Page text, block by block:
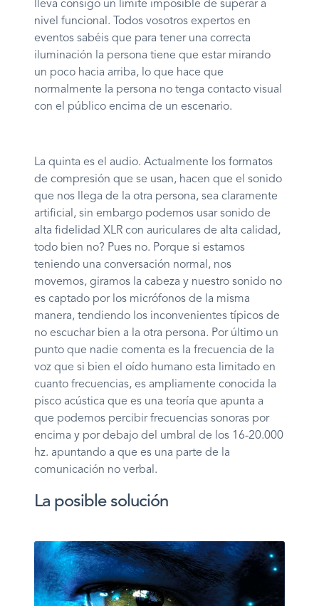
lleva consigo un límite imposible de superar a
nivel funcional. Todos vosotros expertos en
eventos sabéis que para tener una correcta
iluminación la persona tiene que estar mirando
un poco hacia arriba, lo que hace que
normalmente la persona no tenga contacto visual
con el público encima de un escenario.
La quinta es el audio. Actualmente los formatos
de compresión que se usan, hacen que el sonido
que nos llega de la otra persona, sea claramente
artificial, sin embargo podemos usar sonido de
alta fidelidad XLR con auriculares de alta calidad,
todo bien no? Pues no. Porque si estamos
teniendo una conversación normal, nos
movemos, giramos la cabeza y nuestro sonido no
es captado por los micrófonos de la misma
manera, tendiendo los inconvenientes típicos de
no escuchar bien a la otra persona. Por último un
punto que nadie comenta es la frecuencia de la
voz que si bien el oído humano esta limitado en
cuanto frecuencias, es ampliamente conocida la
pisco acústica que es una teoría que apunta a
que podemos percibir frecuencias sonoras por
encima y por debajo del umbral de los 16-20.000
hz. apuntando a que es una parte de la
comunicación no verbal.
La posible solución